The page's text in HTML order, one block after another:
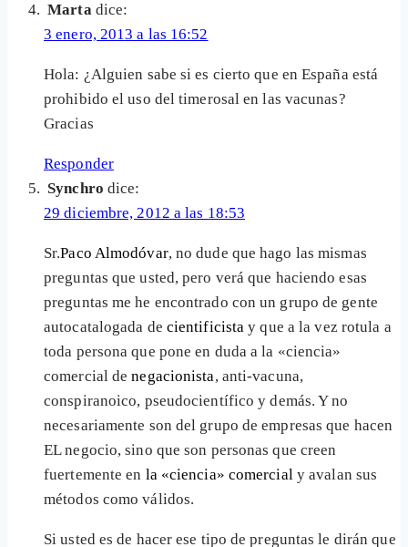
Marta dice:
3 enero, 2013 a las 16:52
Hola: ¿Alguien sabe si es cierto que en España está
prohibido el uso del timerosal en las vacunas?
Gracias
Responder
Synchro dice:
29 diciembre, 2012 a las 18:53
Sr.Paco Almodóvar, no dude que hago las mismas
preguntas que usted, pero verá que haciendo esas
preguntas me he encontrado con un grupo de gente
autocatalogada de cientificistay que a la vez rotula a
toda persona que pone en duda a la «ciencia»
comercial denegacionista, anti-vacuna,
conspiranoico, pseudocientífico y demás. Y no
necesariamente son del grupo de empresas que hacen
EL negocio, sino que son personas que creen
fuertemente en la «ciencia» comercial y avalan sus
métodos como válidos.
Si usted es de hacer ese tipo de preguntas le dirán que